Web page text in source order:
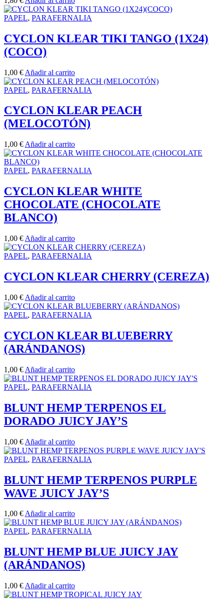
PAPEL, PARAFERNALIA
CYCLON KLEAR TIKI TANGO (1X24)
(COCO)
1,00 € Añadir al carrito
PAPEL, PARAFERNALIA
CYCLON KLEAR PEACH
(MELOCOTÓN)
1,00 € Añadir al carrito
PAPEL, PARAFERNALIA
CYCLON KLEAR WHITE
CHOCOLATE (CHOCOLATE
BLANCO)
1,00 € Añadir al carrito
PAPEL, PARAFERNALIA
CYCLON KLEAR CHERRY (CEREZA)
1,00 € Añadir al carrito
PAPEL, PARAFERNALIA
CYCLON KLEAR BLUEBERRY
(ARÁNDANOS)
1,00 € Añadir al carrito
PAPEL, PARAFERNALIA
BLUNT HEMP TERPENOS EL
DORADO JUICY JAY’S
1,00 € Añadir al carrito
PAPEL, PARAFERNALIA
BLUNT HEMP TERPENOS PURPLE
WAVE JUICY JAY’S
1,00 €Añadir al carrito
PAPEL, PARAFERNALIA
BLUNT HEMP BLUE JUICY JAY
(ARÁNDANOS)
1,00 € Añadir al carrito